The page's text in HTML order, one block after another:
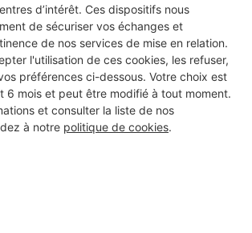
d’intérêt. Ces dispositifs nous
de sécuriser vos échanges et
de nos services de mise en relation.
l'utilisation de ces cookies, les refuser,
préférences ci-dessous. Votre choix est
6 mois et peut être modifié à tout moment.
et consulter la liste de nos
à notre politique de cookies.